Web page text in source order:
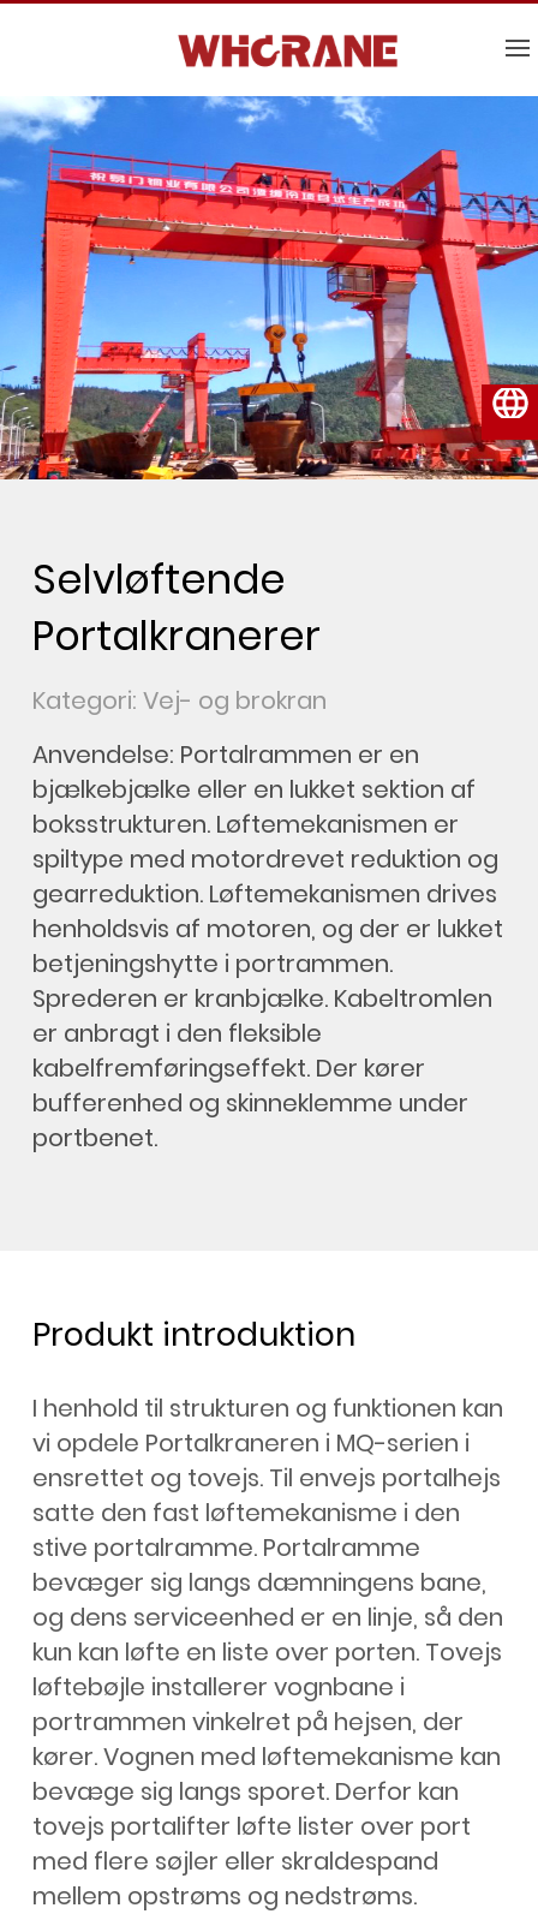
Selvløftende
Portalkranerer
Kategori: Vej- og brokran
Anvendelse: Portalrammen er en
bjælkebjælke eller en lukket sektion af
boksstrukturen. Løftemekanismen er
spiltype med motordrevet reduktion og
gearreduktion. Løftemekanismen drives
henholdsvis af motoren, og der er lukket
betjeningshytte i portrammen.
Sprederen er kranbjælke. Kabeltromlen
er anbragt i den fleksible
kabelfremføringseffekt. Der kører
bufferenhed og skinneklemme under
portbenet.
Produkt introduktion
I henhold til strukturen og funktionen kan
vi opdele Portalkraneren i MQ-serien i
ensrettet og tovejs. Til envejs portalhejs
satte den fast løftemekanisme i den
stive portalramme. Portalramme
bevæger sig langs dæmningens bane,
og dens serviceenhed er en linje, så den
kun kan løfte en liste over porten. Tovejs
løftebøjle installerer vognbane i
portrammen vinkelret på hejsen, der
kører. Vognen med løftemekanisme kan
bevæge sig langs sporet. Derfor kan
tovejs portalifter løfte lister over port
med flere søjler eller skraldespand
mellem opstrøms og nedstrøms.
Dansk